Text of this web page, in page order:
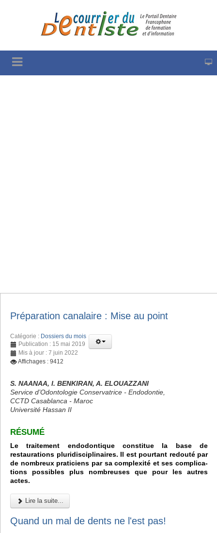
Préparation canalaire : Mise au point
Catégorie : Dossiers du mois
Publication : 15 mai 2019
Mis à jour : 7 juin 2022
Affichages : 9412
S. NAANAA, I. BENKIRAN, A. ELOUAZZANI
Service d’Odontologie Conservatrice - Endodontie,
CCTD Casablanca - Maroc
Université Hassan II
RÉSUMÉ
Le traitement endodontique constitue la base de
restaurations pluridisciplinaires. Il est pourtant redouté par
de nombreux praticiens par sa complexité et ses complica-
tions possibles plus nombreuses que pour les autres
actes.
Lire la suite...
Quand un mal de dents ne l'est pas!